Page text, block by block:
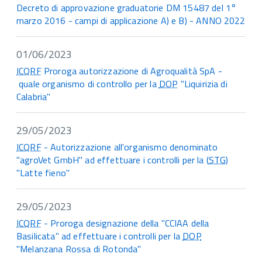
Decreto di approvazione graduatorie DM 15487 del 1°
marzo 2016 - campi di applicazione A) e B) - ANNO 2022
01/06/2023
ICQRFProroga autorizzazione di Agroqualità SpA -
quale organismo di controllo per laDOP "Liquirizia di
Calabria"
29/05/2023
ICQRF- Autorizzazione all'organismo denominato
"agroVet GmbH" ad effettuare i controlli per la (STG)
"Latte fieno"
29/05/2023
ICQRF- Proroga designazione della "CCIAA della
Basilicata" ad effettuare i controlli per laDOP
"Melanzana Rossa di Rotonda"